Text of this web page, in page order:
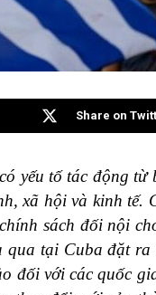
Share on
yếu tố tác động từ
xã hội và kinh tế.
sách đối nội
qua tại Cuba đặt
đối với các quốc